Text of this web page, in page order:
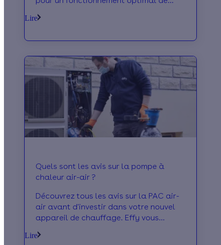
faire !
Lire
Quels sont les avis sur la pompe à
chaleur air-air ?
Découvrez tous les avis sur la PAC air-
air avant d'investir dans votre nouvel
appareil de chauffage. Effy vous
PAC air-air.
Lire